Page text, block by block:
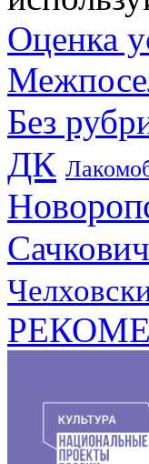
Оценка
Без
ДК